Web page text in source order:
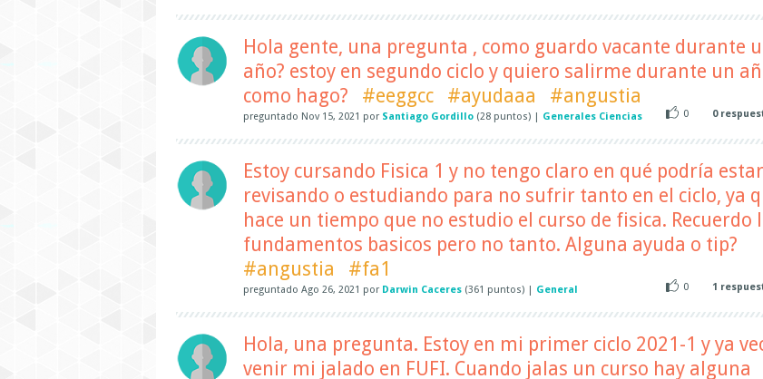
Hola gente, una pregunta , como guardo vacante durante
año? estoy en segundo ciclo y quiero salirme durante un
como hago?
#eeggcc #ayudaaa #angustia
preguntado Nov 15, 2021 por Santiago Gordillo (28 puntos) Generales Ciencias 0 0
Estoy cursando Fisica 1 y no tengo claro en qué podría estar
revisando o estudiando para no sufrir tanto en el ciclo, ya
hace un tiempo que no estudio el curso de fisica. Recuerdo
fundamentos basicos pero no tanto. Alguna ayuda o tip?
#angustia
#fa1
preguntado Ago 26, 2021 por Darwin Caceres (361 puntos) General 0 1
Hola, una pregunta. Estoy en mi primer ciclo 2021-1 y ya
venir mi jalado en FUFI. Cuando jalas un curso hay alguna